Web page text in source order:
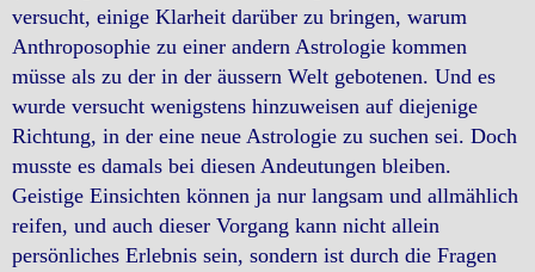
versucht, einige Klarheit darüber zu bringen, warum
Anthroposophie zu einer andern Astrologie kommen
müsse als zu der in der äussern Welt gebotenen. Und es
wurde versucht wenigstens hinzuweisen auf diejenige
Richtung, in der eine neue Astrologie zu suchen sei. Doch
musste es damals bei diesen Andeutungen bleiben.
Geistige Einsichten können ja nur langsam und allmählich
reifen, und auch dieser Vorgang kann nicht allein
persönliches Erlebnis sein, sondern ist durch die Fragen